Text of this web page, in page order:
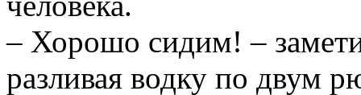
– Хорошо сидим! –
разливая водку по двум